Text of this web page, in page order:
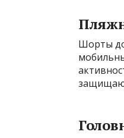
Шорты